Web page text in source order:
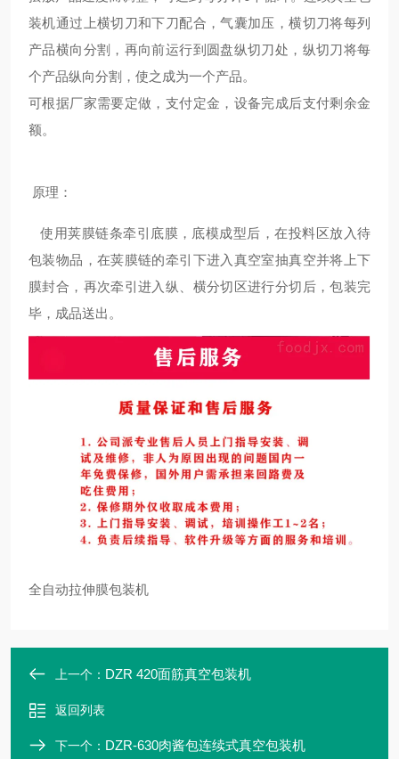
装机通过上横切刀和下刀配合，气囊加压，横切刀将每列
产品横向分割，再向前运行到圆盘纵切刀处，纵切刀将每
个产品纵向分割，使之成为一个产品。
可根据厂家需要定做，支付定金，设备完成后支付剩余金
额。
原理：
使用荚膜链条牵引底膜，底模成型后，在投料区放入待
包装物品，在荚膜链的牵引下进入真空室抽真空并将上下
膜封合，再次牵引进入纵、横分切区进行分切后，包装完
毕，成品送出。
全自动拉伸膜包装机
上一个： DZR 420面筋真空包装机
返回列表
下一个： DZR-630肉酱包连续式真空包装机